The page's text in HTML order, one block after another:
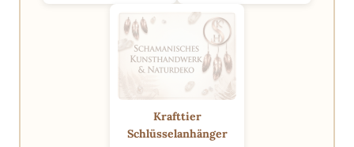
Krafttier
Schlüsselanhänger